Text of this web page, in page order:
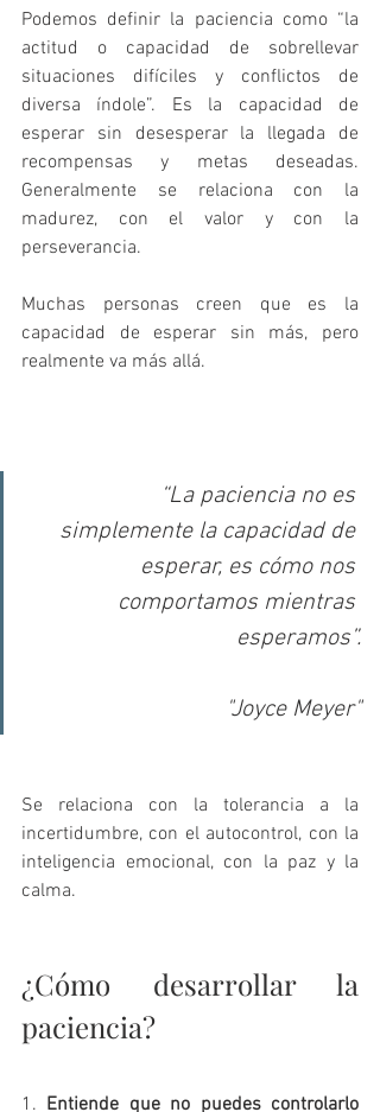
Podemos definir la paciencia como “la
actitud o capacidad de sobrellevar
situaciones difíciles y conflictos de
diversa índole”. Es la capacidad de
esperar sin desesperar la llegada de
recompensas y metas deseadas.
Generalmente se relaciona con la
madurez, con el valor y con la
perseverancia.
Muchas personas creen que es la
capacidad de esperar sin más, pero
realmente va más allá.
“La paciencia no es
simplemente la capacidad de
esperar, es cómo nos
comportamos mientras
esperamos”.
"Joyce Meyer"
Se relaciona con la tolerancia a la
incertidumbre, con el autocontrol, con la
inteligencia emocional, con la paz y la
calma.
¿Cómo desarrollar la
paciencia?
1. Entiende que no puedes controlarlo